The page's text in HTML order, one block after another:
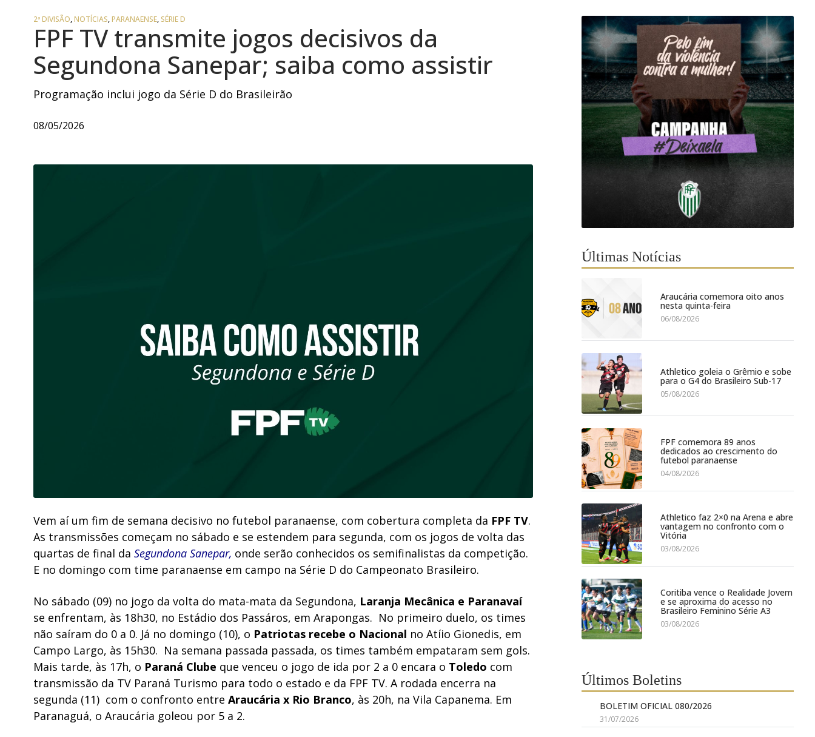
2ª DIVISÃO,NOTÍCIAS,PARANAENSE, SÉRIE D
FPF TV transmite jogos decisivos da
Segundona Sanepar; saiba como assistir
Programação inclui jogo da Série D do Brasileirão
08/05/2026
Vem aí um fim de semana decisivo no futebol paranaense, com cobertura completa da FPF TV.
As transmissões começam no sábado e se estendem para segunda, com os jogos de volta das
quartas de final da Segundona Sanepar, onde serão conhecidos os semifinalistas da competição.
E no domingo com time paranaense em campo na Série D do Campeonato Brasileiro.
No sábado (09) no jogo da volta do mata-mata da Segundona, Laranja Mecânica e Paranavaí
se enfrentam, às 18h30, no Estádio dos Passáros, em Arapongas. No primeiro duelo, os times
não saíram do 0 a 0. Já no domingo (10), o Patriotas recebe o Nacional no Atíio Gionedis, em
Campo Largo, às 15h30. Na semana passada passada, os times também empataram sem gols.
Mais tarde, às 17h, o Paraná Clube que venceu o jogo de ida por 2 a 0 encara o Toledo com
transmissão da TV Paraná Turismo para todo o estado e da FPF TV. A rodada encerra na
segunda (11) com o confronto entreAraucária x Rio Branco, às 20h, na Vila Capanema. Em
Paranaguá, o Araucária goleou por 5 a 2.
Últimas Notícias
Araucária comemora oito anos
nesta quinta-feira
06/08/2026
Athletico goleia o Grêmio e sobe
para o G4 do Brasileiro Sub-17
05/08/2026
FPF comemora 89 anos
dedicados ao crescimento do
futebol paranaense
04/08/2026
Athletico faz 2×0 na Arena e abre
vantagem no confronto com o
Vitória
03/08/2026
Coritiba vence o Realidade Jovem
e se aproxima do acesso no
Brasileiro Feminino Série A3
03/08/2026
Últimos Boletins
BOLETIM OFICIAL 080/2026
31/07/2026